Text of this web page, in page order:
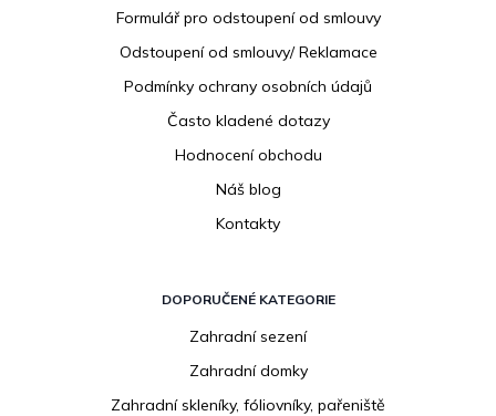
Formulář pro odstoupení od smlouvy
Odstoupení od smlouvy/ Reklamace
Podmínky ochrany osobních údajů
Často kladené dotazy
Hodnocení obchodu
Náš blog
Kontakty
DOPORUČENÉ KATEGORIE
Zahradní sezení
Zahradní domky
Zahradní skleníky, fóliovníky, pařeniště